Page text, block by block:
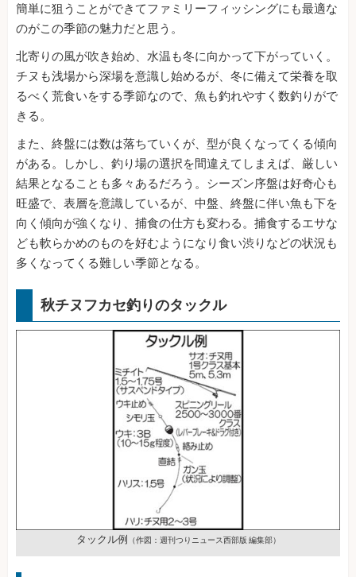
簡単に狙うことができてファミリーフィッシングにも最適な
のがこの季節の魅力だと思う。
北寄りの風が吹き始め、水温も冬に向かって下がっていく。
チヌも浅場から深場を意識し始めるが、冬に備えて栄養を取
るべく荒食いをする季節なので、魚も釣れやすく数釣りがで
きる。
また、終盤には数は落ちていくが、型が良くなってくる傾向
がある。しかし、釣り場の選択を間違えてしまえば、厳しい
結果となることも多々あるだろう。シーズン序盤は好奇心も
旺盛で、表層を意識しているが、中盤、終盤に伴い魚も下を
向く傾向が強くなり、捕食の仕方も変わる。捕食するエサな
ども軟らかめのものを好むようになり食い渋りなどの状況も
多くなってくる難しい季節となる。
秋チヌフカセ釣りのタックル
タックル例 （作図：週刊つりニュース西部版 編集部）